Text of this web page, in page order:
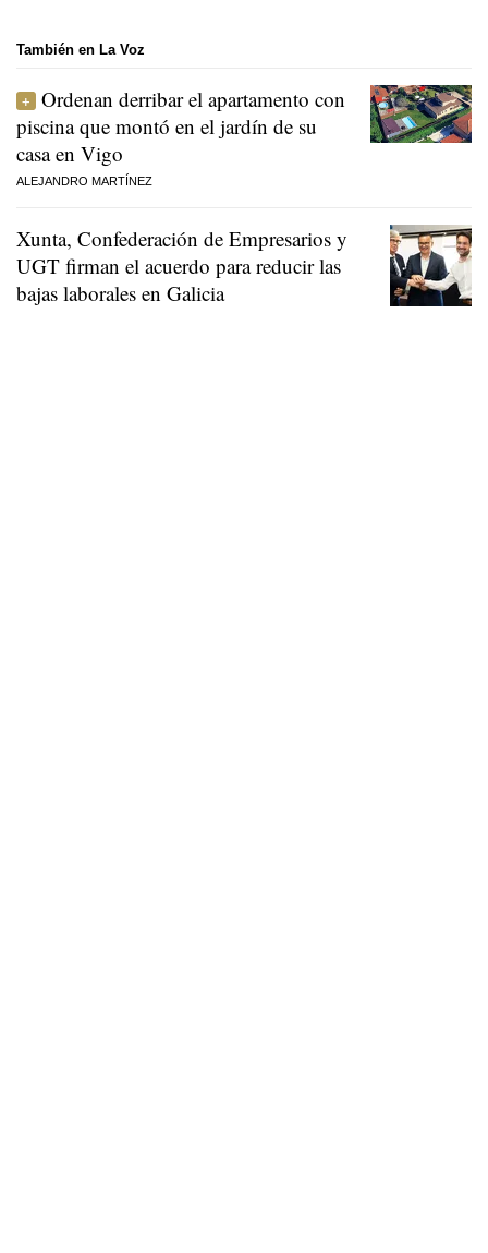
También en La Voz
Ordenan derribar el apartamento con
piscina que montó en el jardín de su
casa en Vigo
ALEJANDRO MARTÍNEZ
Xunta, Confederación de Empresarios y
UGT firman el acuerdo para reducir las
bajas laborales en Galicia